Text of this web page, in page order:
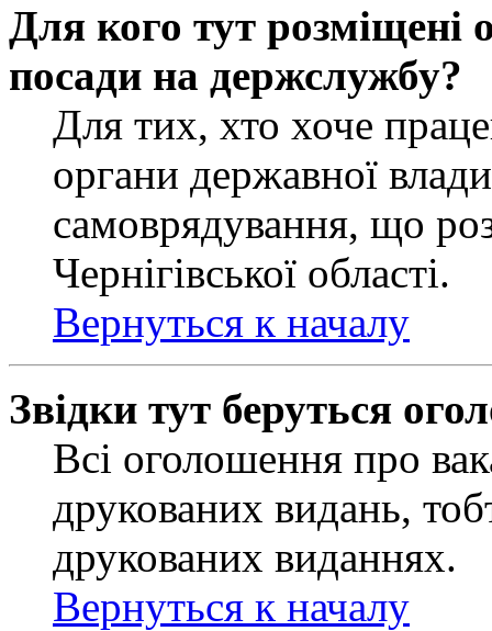
Для кого тут розміщені
посади на держслужбу?
Для тих, хто хоче
органи державної
самоврядування, що
Чернігівської області.
Вернуться к началу
Звідки тут беруться
Всі оголошення про
друкованих видань,
друкованих виданнях.
Вернуться к началу